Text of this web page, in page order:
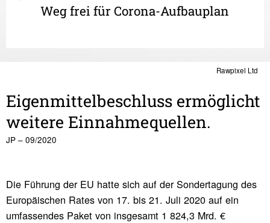
Rawpixel Ltd
Weg frei für Corona-Aufbauplan
Eigenmittelbeschluss ermöglicht
weitere Einnahmequellen.
JP – 09/2020
Die Führung der EU hatte sich auf der Sondertagung des
Europäischen Rates von 17. bis 21. Juli 2020 auf ein
umfassendes Paket von insgesamt 1 824,3 Mrd. €